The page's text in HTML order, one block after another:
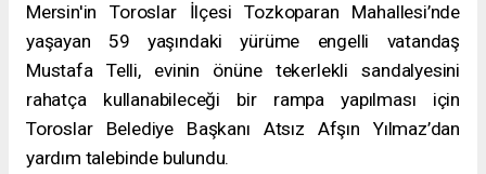
Mersin'in Toroslar İlçesi Tozkoparan Mahallesi’nde
yaşayan 59 yaşındaki yürüme engelli vatandaş
Mustafa Telli, evinin önüne tekerlekli sandalyesini
rahatça kullanabileceği bir rampa yapılması için
Toroslar Belediye Başkanı Atsız Afşın Yılmaz’dan
yardım talebinde bulundu.